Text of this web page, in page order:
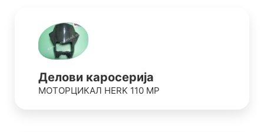
Делови каросерија
МОТОРЦИКАЛ HERK 110 MP